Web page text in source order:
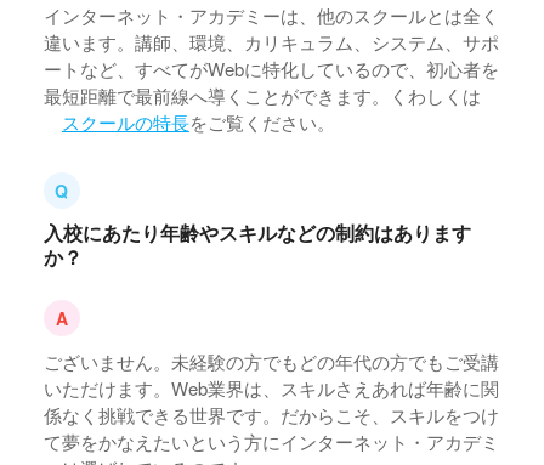
インターネット・アカデミーは、他のスクールとは全く
違います。講師、環境、カリキュラム、システム、サポ
ートなど、すべてがWebに特化しているので、初心者を
最短距離で最前線へ導くことができます。くわしくは
スクールの特長をご覧ください。
入校にあたり年齢やスキルなどの制約はあります
か？
ございません。未経験の方でもどの年代の方でもご受講
いただけます。Web業界は、スキルさえあれば年齢に関
係なく挑戦できる世界です。だからこそ、スキルをつけ
て夢をかなえたいという方にインターネット・アカデミ